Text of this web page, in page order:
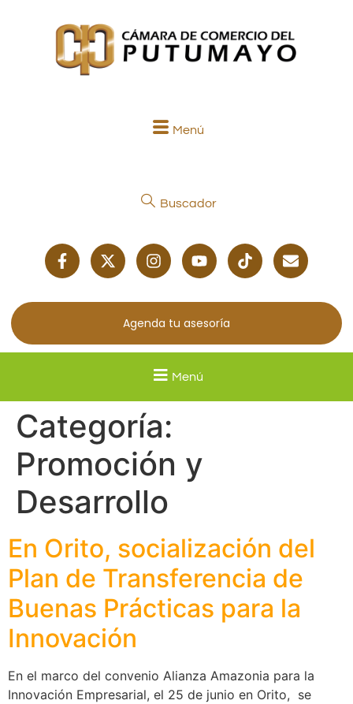
Menú
Buscador
Agenda tu asesoría
Menú
Categoría:
Promoción y
Desarrollo
En Orito, socialización del
Plan de Transferencia de
Buenas Prácticas para la
Innovación
En el marco del convenio Alianza Amazonia para la
Innovación Empresarial, el 25 de junio en Orito, se